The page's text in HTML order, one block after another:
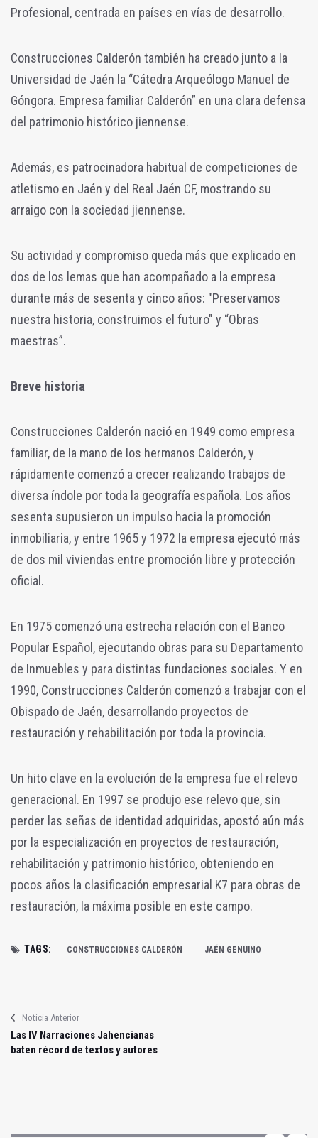
Profesional, centrada en países en vías de desarrollo.
Construcciones Calderón también ha creado junto a la
Universidad de Jaén la “Cátedra Arqueólogo Manuel de
Góngora. Empresa familiar Calderón” en una clara defensa
del patrimonio histórico jiennense.
Además, es patrocinadora habitual de competiciones de
atletismo en Jaén y del Real Jaén CF, mostrando su
arraigo con la sociedad jiennense.
Su actividad y compromiso queda más que explicado en
dos de los lemas que han acompañado a la empresa
durante más de sesenta y cinco años: "Preservamos
nuestra historia, construimos el futuro" y “Obras
maestras”.
Breve historia
Construcciones Calderón nació en 1949 como empresa
familiar, de la mano de los hermanos Calderón, y
rápidamente comenzó a crecer realizando trabajos de
diversa índole por toda la geografía española. Los años
sesenta supusieron un impulso hacia la promoción
inmobiliaria, y entre 1965 y 1972 la empresa ejecutó más
de dos mil viviendas entre promoción libre y protección
oficial.
En 1975 comenzó una estrecha relación con el Banco
Popular Español, ejecutando obras para su Departamento
de Inmuebles y para distintas fundaciones sociales. Y en
1990, Construcciones Calderón comenzó a trabajar con el
Obispado de Jaén, desarrollando proyectos de
restauración y rehabilitación por toda la provincia.
Un hito clave en la evolución de la empresa fue el relevo
generacional. En 1997 se produjo ese relevo que, sin
perder las señas de identidad adquiridas, apostó aún más
por la especialización en proyectos de restauración,
rehabilitación y patrimonio histórico, obteniendo en
pocos años la clasificación empresarial K7 para obras de
restauración, la máxima posible en este campo.
TAGS: CONSTRUCCIONES CALDERÓN JAÉN GENUINO
Noticia Anterior
Las IV Narraciones Jahencianas
baten récord de textos y autores